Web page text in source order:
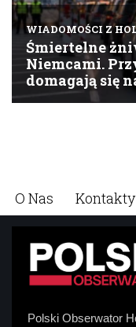
O Nas Kontakty
Polski Obserwator